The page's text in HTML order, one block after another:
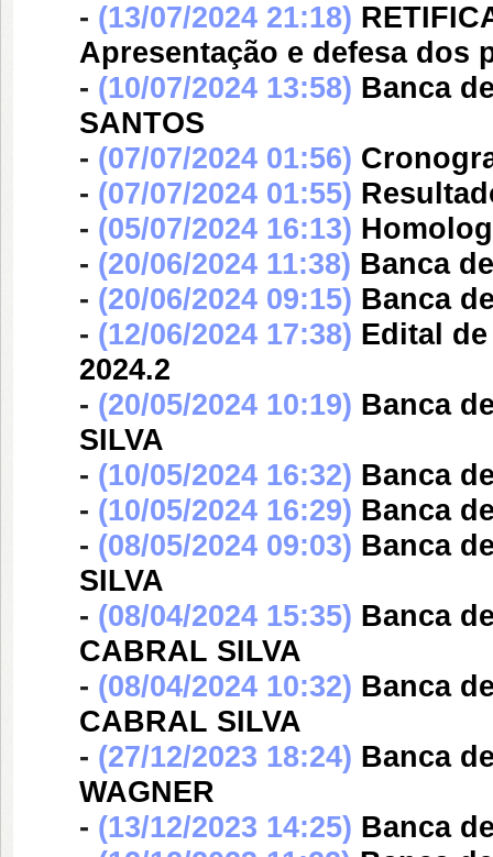
- (13/07/2024 21:18)
Apresentação e defesa dos
- (10/07/2024 13:58) Banca
SANTOS
- (07/07/2024 01:56)
- (07/07/2024 01:55)
- (05/07/2024 16:13)
- (20/06/2024 11:38) Banca
- (20/06/2024 09:15) Banca
- (12/06/2024 17:38) Edital
2024.2
- (20/05/2024 10:19) Banca
SILVA
- (10/05/2024 16:32) Banca
- (10/05/2024 16:29) Banca
- (08/05/2024 09:03) Banca
SILVA
- (08/04/2024 15:35) Banca
CABRAL SILVA
- (08/04/2024 10:32) Banca
CABRAL SILVA
- (27/12/2023 18:24) Banca
WAGNER
- (13/12/2023 14:25) Banca